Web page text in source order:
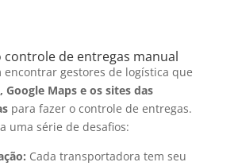
controle de entregas manual
encontrar gestores de logística que
Google Maps e os sites das
para fazer o controle de entregas.
uma série de desafios:
Cada transportadora tem seu